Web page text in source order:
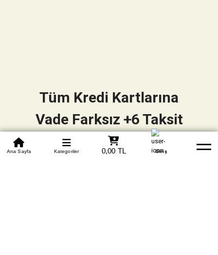
0850 305 09 70
Beden Tablosu Banka Hesapları Whatsapp Yardım
Ana Sayfa Kategoriler 0,00 TL Giriş
Tüm Kredi Kartlarına
Vade Farksız +6 Taksit